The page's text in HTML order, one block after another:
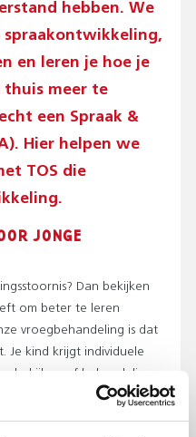
hebben. We
spraakontwikkeling,
en leren je hoe je
thuis meer te
een Spraak &
Hier helpen we
TOS die
JONGE
Dan bekijken
om beter te leren
vroegbehandeling is dat
Je kind krijgt individuele
bekijken of behandeling
Lees meer over onze
kleuters met TOS.